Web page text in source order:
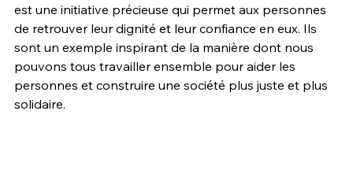
est une initiative précieuse qui permet aux personnes
de retrouver leur dignité et leur confiance en eux. Ils
sont un exemple inspirant de la manière dont nous
pouvons tous travailler ensemble pour aider les
personnes et construire une société plus juste et plus
solidaire.